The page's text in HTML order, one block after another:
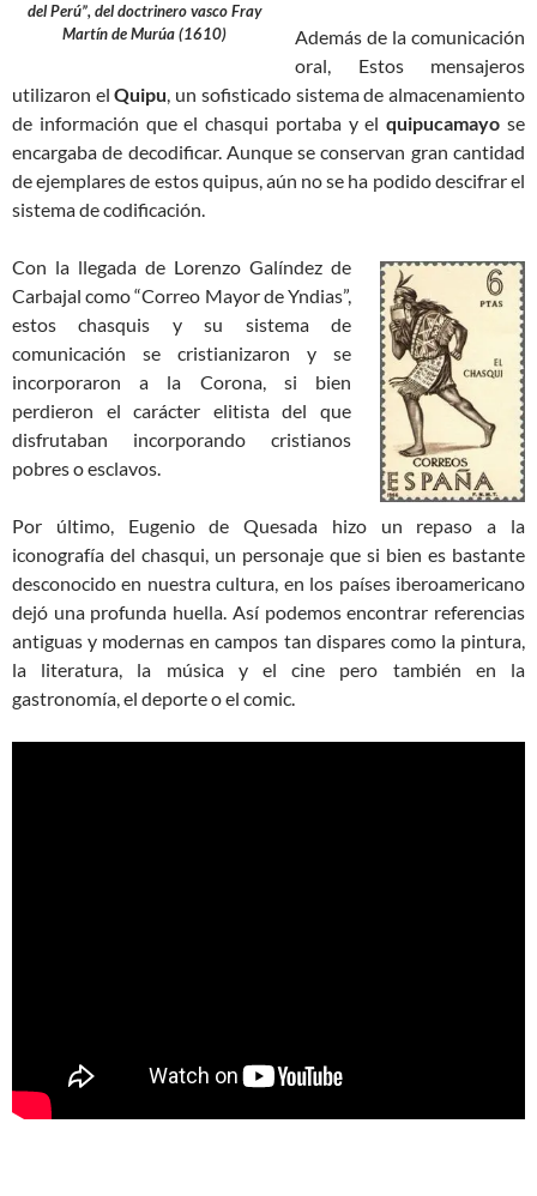
del Perú”, del doctrinero vasco Fray
Martín de Murúa (1610)
Además de la comunicación
oral, Estos mensajeros
utilizaron elQuipu, un sofisticado sistema de almacenamiento
de información que el chasqui portaba y elquipucamayo se
encargaba de decodificar. Aunque se conservan gran cantidad
de ejemplares de estos quipus, aún no se ha podido descifrar el
sistema de codificación.
Con la llegada de Lorenzo Galíndez de
Carbajal como “Correo Mayor de Yndias”,
estos chasquis y su sistema de
comunicación se cristianizaron y se
incorporaron a la Corona, si bien
perdieron el carácter elitista del que
disfrutaban incorporando cristianos
pobres o esclavos.
Por último, Eugenio de Quesada hizo un repaso a la
iconografía del chasqui, un personaje que si bien es bastante
desconocido en nuestra cultura, en los países iberoamericano
dejó una profunda huella. Así podemos encontrar referencias
antiguas y modernas en campos tan dispares como la pintura,
la literatura, la música y el cine pero también en la
gastronomía, el deporte o el comic.